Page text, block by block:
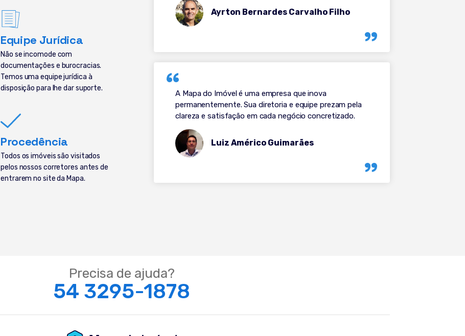
Equipe Jurídica
Não se incomode com
documentações e burocracias.
Temos uma equipe jurídica à
disposição para lhe dar suporte.
Procedência
Todos os imóveis são visitados
pelos nossos corretores antes de
entrarem no site da Mapa.
Ayrton Bernardes Carvalho Filho
A Mapa do Imóvel é uma empresa que inova
permanentemente. Sua diretoria e equipe prezam pela
clareza e satisfação em cada negócio concretizado.
Luiz Américo Guimarães
Precisa de ajuda?
54 3295-1878